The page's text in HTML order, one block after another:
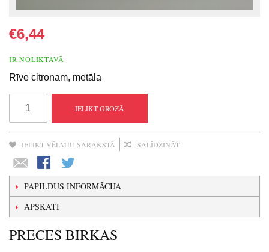
€6,44
IR NOLIKTAVĀ
Rīve citronam, metāla
IELIKT GROZĀ
IELIKT VĒLMJU SARAKSTĀ SALĪDZINĀT
PAPILDUS INFORMĀCIJA
APSKATI
PRECES BIRKAS